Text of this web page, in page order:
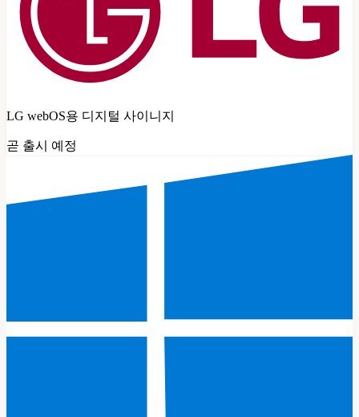
LG webOS용 디지털 사이니지
곧 출시 예정